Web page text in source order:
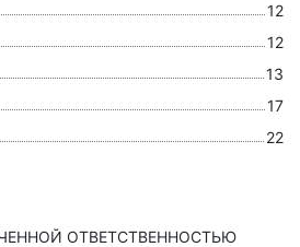
12
12
13
17
22
ОТВЕТСТВЕННОСТЬЮ